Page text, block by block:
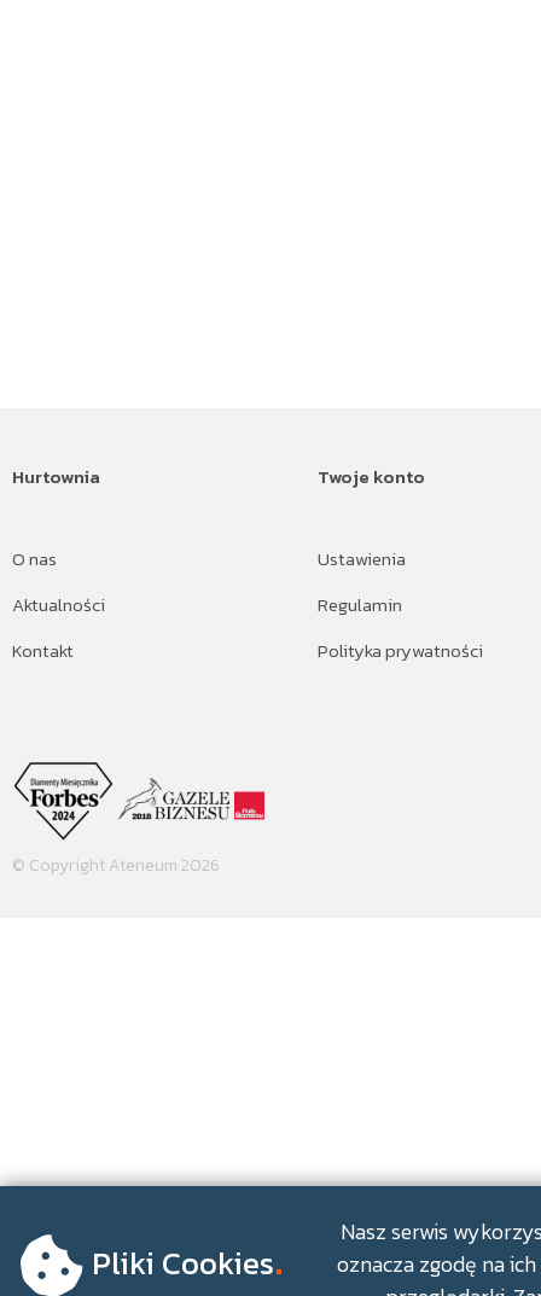
Hurtownia
O nas
Aktualności
Kontakt
Twoje konto
Ustawienia
Regulamin
Polityka prywatności
© Copyright Ateneum 2026
Pliki Cookies.
Nasz serwis
oznacza zgodę na